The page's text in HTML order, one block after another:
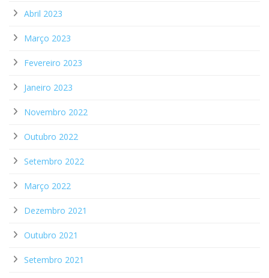
Abril 2023
Março 2023
Fevereiro 2023
Janeiro 2023
Novembro 2022
Outubro 2022
Setembro 2022
Março 2022
Dezembro 2021
Outubro 2021
Setembro 2021